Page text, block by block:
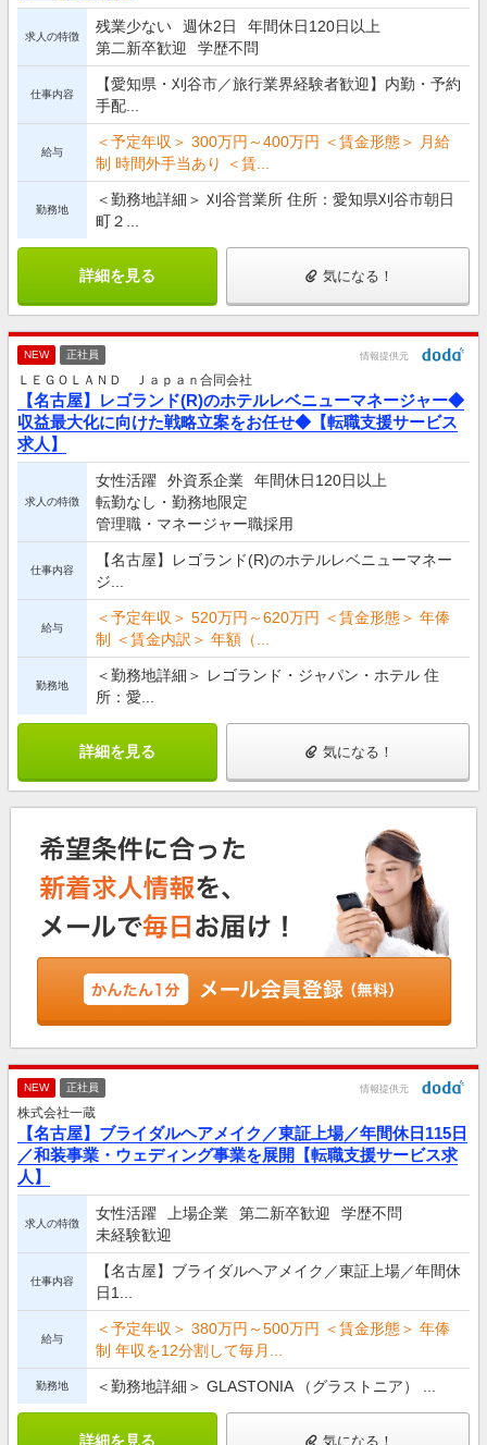
求人の特徴
残業少ない 週休2日
年間休日120日以上
第二新卒歓迎
学歴不問
仕事内容
【愛知県・刈谷市／旅行業界経験者歓迎】内勤・予約
手配...
給与
＜予定年収＞ 300万円～400万円 ＜賃金形態＞ 月給
制 時間外手当あり ＜賃...
勤務地
＜勤務地詳細＞ 刈谷営業所 住所：愛知県刈谷市朝日
町２...
詳細を見る 気になる！
NEW 正社員 情報提供元
ＬＥＧＯＬＡＮＤ Ｊａｐａｎ合同会社
【名古屋】レゴランド(R)のホテルレベニューマネージャー◆
収益最大化に向けた戦略立案をお任せ◆【転職支援サービス
求人】
求人の特徴
女性活躍 外資系企業
年間休日120日以上
転勤なし・勤務地限定
管理職・マネージャー職採用
仕事内容
【名古屋】レゴランド(R)のホテルレベニューマネー
ジ...
給与
＜予定年収＞ 520万円～620万円 ＜賃金形態＞ 年俸
制 ＜賃金内訳＞ 年額（...
勤務地
＜勤務地詳細＞ レゴランド・ジャパン・ホテル 住
所：愛...
詳細を見る 気になる！
NEW 正社員 情報提供元
株式会社一蔵
【名古屋】ブライダルヘアメイク／東証上場／年間休日115日
／和装事業・ウェディング事業を展開【転職支援サービス求
人】
求人の特徴
女性活躍 上場企業 第二新卒歓迎
学歴不問
未経験歓迎
仕事内容
【名古屋】ブライダルヘアメイク／東証上場／年間休
日1...
給与
＜予定年収＞ 380万円～500万円 ＜賃金形態＞ 年俸
制 年収を12分割して毎月...
勤務地 ＜勤務地詳細＞ GLASTONIA （グラストニア） ...
詳細を見る 気になる！